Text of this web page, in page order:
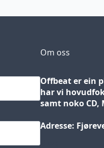
Om oss
Offbeat er ein
har vi
samt noko CD,
Adresse:
Blog